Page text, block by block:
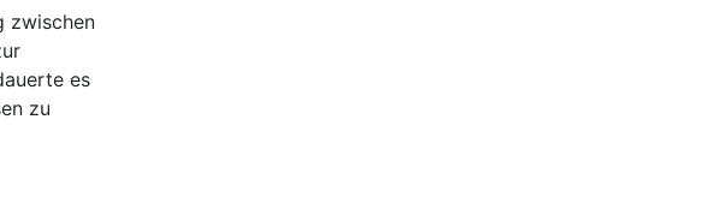
zwischen
es
zu